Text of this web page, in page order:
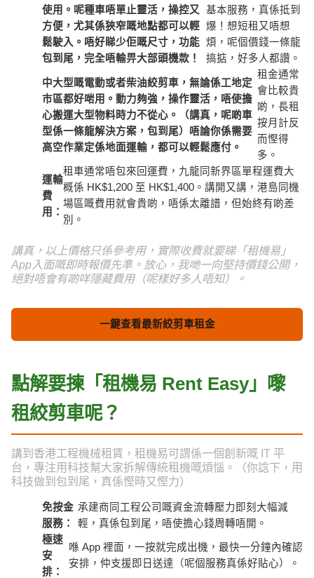
使用。呢種車唔單止靈活，操控又
方便，尤其係狹窄嘅地點都可以輕
鬆駛入。唔好睇少佢嘅尺寸，功能
包到尾，完全唔輸畀大部頭機款！
基本服務，真係抵到
爆！想短租又唔想
煩，呢個價錢一條龍
搞掂，好多人都讚。
中大型嘅電動或者柴油絞剪車，無論係工地定
市區都好啱用。動力夠強，操作靈活，唔使擔
心搬運大型物料時力不從心。（講真，呢啲車
型係一條龍解決方案，包到尾）唔論你係需要
高空作業定係地面運輸，都可以輕鬆應付。
租金通常
會比較貴
啲，長租
按月計反
而慳得
多。
運輸
費
用：
租車通常唔包來回運費，九龍同新界區單程運費大
概係 HK$1,200 至 HK$1,400。講開又講，港島同機
場區嘅費用就會貴啲，唔係太離譜，但始終有啲差
別。
講真，以上價格只係參考用，實際收費就要睇「租機易」
App入面嘅即時報價先準。放心，我哋一向堅持價錢公開，
絕對唔會有啲咩隱藏費用（呢樣好多人唔知）。
一鍵查看最新絞剪車租金
點解要揀「租機易 Rent Easy」嚟
租絞剪車呢？
講到香港工程機械租賃，租機易可謂係一個創新嘅 IT 平
台，專注用科技幫大家拆解傳統租機嘅煩惱。（你諗下，用
科技做到包到尾，真係慳時又慳力）
免按金
服務：
承建商同工程公司嘅資金流轉壓力即刻大幅減
輕，真係包到尾，唔使擔心錢周轉唔開。
極速
安
排：
喺 App 裡面，一按就完成出機，最快一分鐘內確認
安排，仲支援即日送達（呢個服務真係好貼心）。